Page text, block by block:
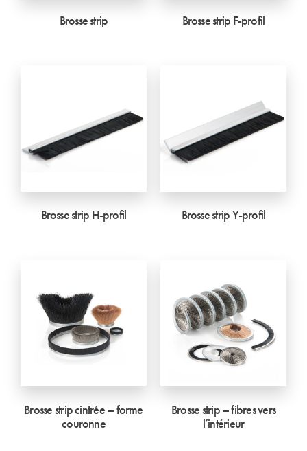
Brosse strip Brosse strip F-profil
Brosse strip H-profil Brosse strip Y-profil
Brosse strip cintrée – forme
couronne
Brosse strip – fibres vers
l’intérieur